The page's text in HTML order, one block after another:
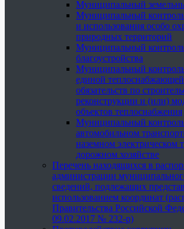
Муниципальный
Муниципальный
и использования особо
природных территорий
Муниципальный
благоустройства
Муниципальный
единой
обязательств по
реконструкции и (или)
объектов теплоснабжения
Муниципальный
автомобильном
наземном электрическом
дорожном хозяйстве
Перечень находящихся в
администрации
сведений, подлежащих
использованием координат
Правительства Российской
09.02.2017 № 232-р)